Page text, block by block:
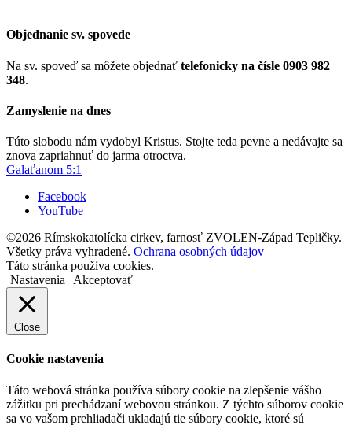
Objednanie sv. spovede
Na sv. spoveď sa môžete objednať telefonicky na čísle 0903 982
348.
Zamyslenie na dnes
Túto slobodu nám vydobyl Kristus. Stojte teda pevne a nedávajte sa
znova zapriahnuť do jarma otroctva.
Galaťanom 5:1
Facebook
YouTube
©2026 Rímskokatolícka cirkev, farnosť ZVOLEN-Západ Tepličky.
Všetky práva vyhradené. Ochrana osobných údajov
Táto stránka používa cookies.
Nastavenia
Akceptovať
Close
Cookie nastavenia
Táto webová stránka používa súbory cookie na zlepšenie vášho
zážitku pri prechádzaní webovou stránkou. Z týchto súborov cookie
sa vo vašom prehliadači ukladajú tie súbory cookie, ktoré sú